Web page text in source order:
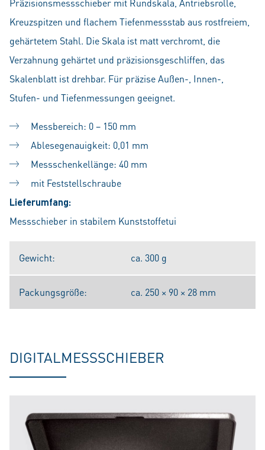
Präzisionsmessschieber mit Rundskala, Antriebsrolle,
Kreuzspitzen und flachem Tiefenmessstab aus rostfreiem,
gehärtetem Stahl. Die Skala ist matt verchromt, die
Verzahnung gehärtet und präzisionsgeschliffen, das
Skalenblatt ist drehbar. Für präzise Außen-, Innen-,
Stufen- und Tiefenmessungen geeignet.
Messbereich: 0 – 150 mm
Ablesegenauigkeit: 0,01 mm
Messschenkellänge: 40 mm
mit Feststellschraube
Lieferumfang:
Messschieber in stabilem Kunststoffetui
Gewicht: ca. 300 g
Packungsgröße: ca. 250 × 90 × 28 mm
DIGITALMESSSCHIEBER